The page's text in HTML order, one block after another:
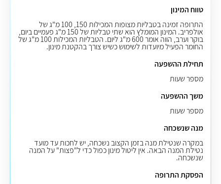
טווח המינון
התרופה זמינה בטבליות מצופות המכילות 150, 100 מ"ג של
אולפריב. המינון המומלץ הוא שתי טבליות של 150 מ"ג פעמיים ביום,
בוקר וערב, הווה אומר 600 מ"ג ליום. הטבליות המכילות 100 מ"ג של
החומר הפעיל מיועדות לשימוש כשיש צורך בהקטנת מינון.
תחילת ההשפעה
מספר שעות
משך ההשפעה
מספר שעות
מנה שנשכחה
במקרה שנטילת מנה בזמן הקצוב נשכחה, יש לחכות עד מועד
נטילת המנה הבאה. אין ליטול מינון כפול כדי ל"פצות" על המנה
שנשכחה.
הפסקת התרופה